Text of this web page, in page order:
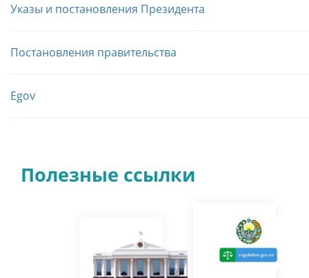
Указы и постановления Президента
Постановления правительства
Egov
Полезные ссылки